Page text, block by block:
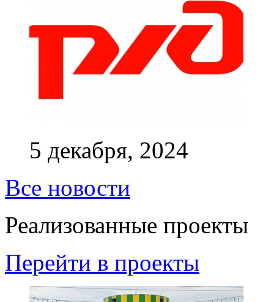
5 декабря, 2024
Все новости
Реализованные проекты
Перейти в проекты